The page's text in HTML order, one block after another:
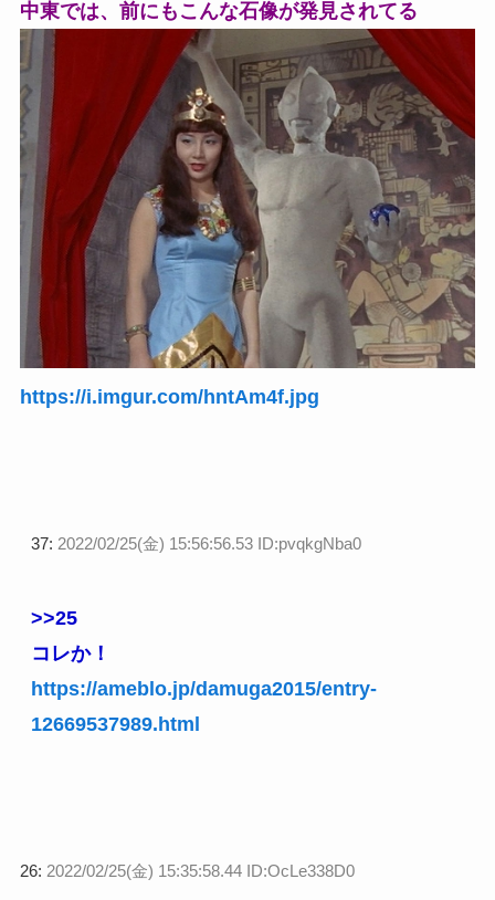
中東では、前にもこんな石像が発見されてる
https://i.imgur.com/hntAm4f.jpg
37: 2022/02/25(金) 15:56:56.53 ID:pvqkgNba0
>>25
コレか！
https://ameblo.jp/damuga2015/entry-
12669537989.html
26: 2022/02/25(金) 15:35:58.44 ID:OcLe338D0